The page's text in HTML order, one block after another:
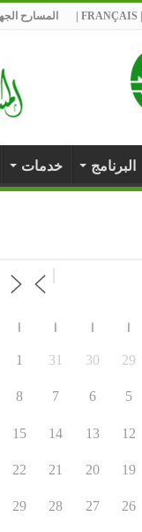
المسارح
البرنامج خدمات
29
30
31
1
5
6
7
8
12
13
14
15
19
20
21
22
26
27
28
29